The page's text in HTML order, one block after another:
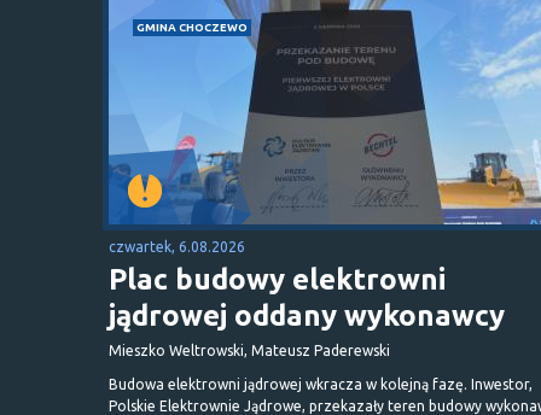
GMINA CHOCZEWO
czwartek, 6.08.2026
Plac budowy elektrowni
jądrowej oddany wykonawcy
Mieszko Weltrowski, Mateusz Paderewski
Budowa elektrowni jądrowej wkracza w kolejną fazę. Inwestor,
Polskie Elektrownie Jądrowe, przekazały teren budowy